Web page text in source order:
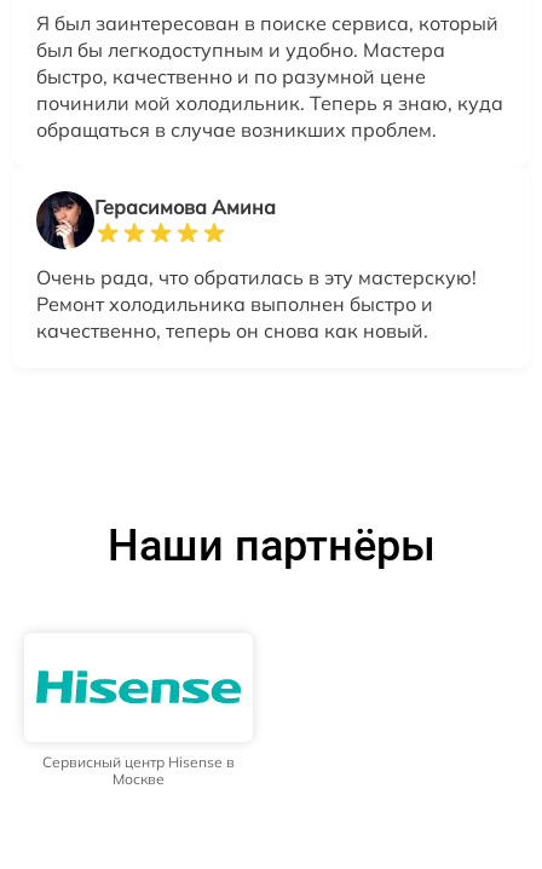
Я был заинтересован в поиске сервиса, который
был бы легкодоступным и удобно. Мастера
быстро, качественно и по разумной цене
починили мой холодильник. Теперь я знаю, куда
обращаться в случае возникших проблем.
Герасимова Амина
Очень рада, что обратилась в эту мастерскую!
Ремонт холодильника выполнен быстро и
качественно, теперь он снова как новый.
Наши партнёры
Сервисный центр Hisense в
Москве